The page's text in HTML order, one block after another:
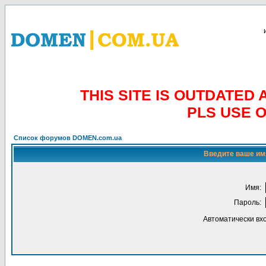
THIS SITE IS OUTDATED
PLS USE
Список форумов DOMEN.com.ua
Введите ваше
Имя:
Пароль:
Автоматически